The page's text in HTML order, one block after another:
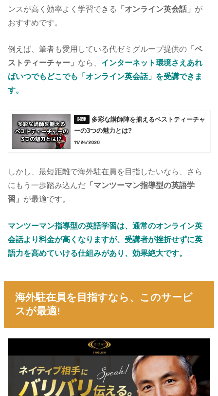
ンスが高く効率よく学習できる
「オンライン英会話」 が
おすすめです。
例えば、筆者も愛用している代ゼミグループ提供の 「ベ
ストティーチャー」 なら、 インターネット環境さえあれ
ばいつでもどこでも「オンライン英会話」を受講できま
す。
多彩な講師陣を揃えるベストティーチャ
ーの3つの魅力とは?
11/24/2020
しかし、最短距離で海外駐在員を目指したいなら、さら
にもう一歩踏み込んだ 「マンツーマン指導型の英語学
習」 が最適です。
マンツーマン指導型の英語学習は、通常のオンライン英
会話より料金が高くなりますが、受講者が挫折せずに英
語力を高めていける仕組みがあり、効果絶大です。
海外駐在員を目指すなら、このサービ
スが最適!